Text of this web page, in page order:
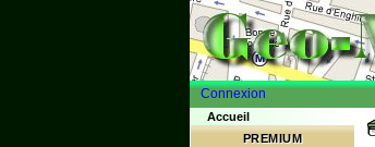
Connexion
Accueil
PREMIUM